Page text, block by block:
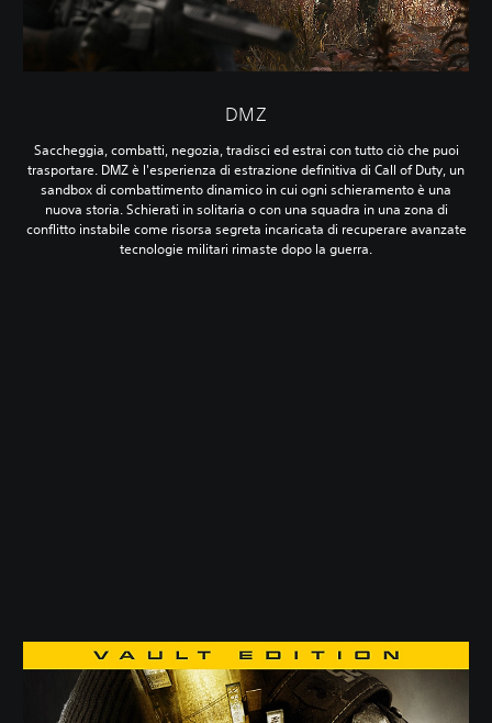
DMZ
Saccheggia, combatti, negozia, tradisci ed estrai con tutto ciò che puoi
trasportare. DMZ è l'esperienza di estrazione definitiva di Call of Duty, un
sandbox di combattimento dinamico in cui ogni schieramento è una
nuova storia. Schierati in solitaria o con una squadra in una zona di
conflitto instabile come risorsa segreta incaricata di recuperare avanzate
tecnologie militari rimaste dopo la guerra.